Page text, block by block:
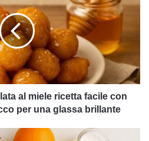
al miele ricetta facile con
per una glassa brillante